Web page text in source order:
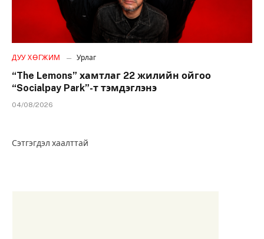
ДУУ ХӨГЖИМ Урлаг
“The Lemons” хамтлаг 22 жилийн ойгоо
“Socialpay Park”-т тэмдэглэнэ
04/08/2026
Сэтгэгдэл хаалттай